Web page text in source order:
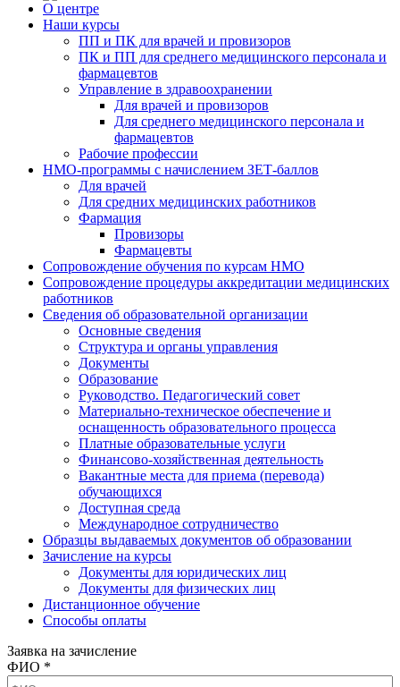
О центре
Наши курсы
ПП и ПК для врачей и провизоров
ПК и ПП для среднего медицинского персонала и
фармацевтов
Управление в здравоохранении
Для врачей и провизоров
Для среднего медицинского персонала и
фармацевтов
Рабочие профессии
НМО-программы с начислением ЗЕТ-баллов
Для врачей
Для средних медицинских работников
Фармация
Провизоры
Фармацевты
Сопровождение обучения по курсам НМО
Сопровождение процедуры аккредитации медицинских
работников
Сведения об образовательной организации
Основные сведения
Структура и органы управления
Документы
Образование
Руководство. Педагогический совет
Материально-техническое обеспечение и
оснащенность образовательного процесса
Платные образовательные услуги
Финансово-хозяйственная деятельность
Вакантные места для приема (перевода)
обучающихся
Доступная среда
Международное сотрудничество
Образцы выдаваемых документов об образовании
Зачисление на курсы
Документы для юридических лиц
Документы для физических лиц
Дистанционное обучение
Способы оплаты
Заявка на зачисление
ФИО *